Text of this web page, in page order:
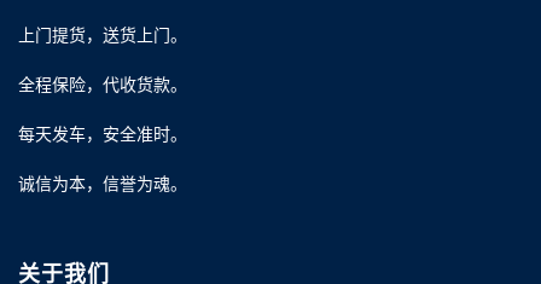
上门提货，送货上门。
全程保险，代收货款。
每天发车，安全准时。
诚信为本，信誉为魂。
关于我们